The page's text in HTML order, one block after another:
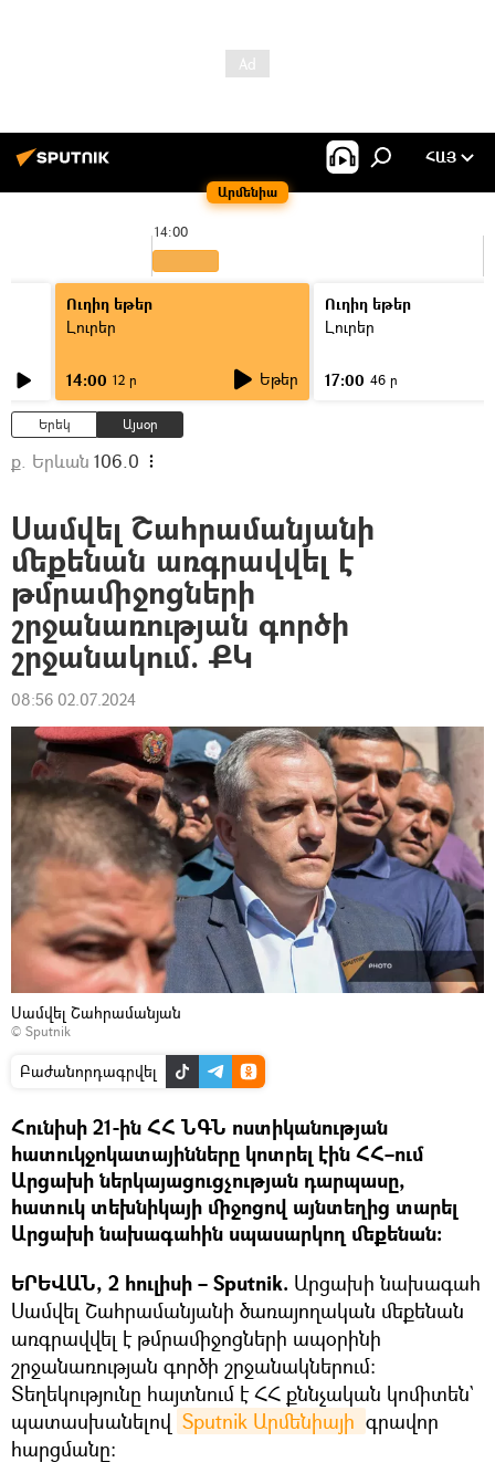
Արմենիա
ՀԱՅ
14:00
Ուղիղ եթեր
Լուրեր
14:00 12 ր Եթեր
Ուղիղ եթեր
Լուրեր
17:00 46 ր
Երեկ Այսօր
ք. Երևան 106.0
Սամվել Շահրամանյանի
մեքենան առգրավվել է
թմրամիջոցների
շրջանառության գործի
շրջանակում. ՔԿ
08:56 02.07.2024
Սամվել Շահրամանյան
© Sputnik
Բաժանորդագրվել
Հունիսի 21-ին ՀՀ ՆԳՆ ոստիկանության
հատուկջոկատայինները կոտրել էին ՀՀ–ում
Արցախի ներկայացուցչության դարպասը,
հատուկ տեխնիկայի միջոցով այնտեղից տարել
Արցախի նախագահին սպասարկող մեքենան։
ԵՐԵՎԱՆ, 2 հուլիսի – Sputnik. Արցախի նախագահ
Սամվել Շահրամանյանի ծառայողական մեքենան
առգրավվել է թմրամիջոցների ապօրինի
շրջանառության գործի շրջանակներում։
Տեղեկությունը հայտնում է ՀՀ քննչական կոմիտեն`
պատասխանելով Sputnik Արմենիայի գրավոր
հարցմանը։